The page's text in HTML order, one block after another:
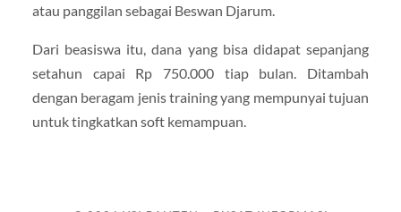
atau panggilan sebagai Beswan Djarum.
Dari beasiswa itu, dana yang bisa didapat sepanjang
setahun capai Rp 750.000 tiap bulan. Ditambah
dengan beragam jenis training yang mempunyai tujuan
untuk tingkatkan soft kemampuan.